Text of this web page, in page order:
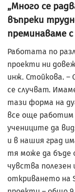
„Много се
въпреки
преминаваме
Работата по
проекти ни
инж. Стойкова. –
се случват.
тази форма на
все още
учениците да
и в нашия град
тя може да бъде
чувства
откриването на